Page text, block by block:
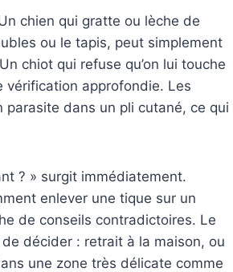
chien qui gratte ou lèche de
ou le tapis, peut simplement
chiot qui refuse qu’on lui touche
vérification approfondie. Les
dans un pli cutané, ce qui
? » surgit immédiatement.
enlever une tique sur un
de conseils contradictoires. Le
décider : retrait à la maison, ou
une zone très délicate comme